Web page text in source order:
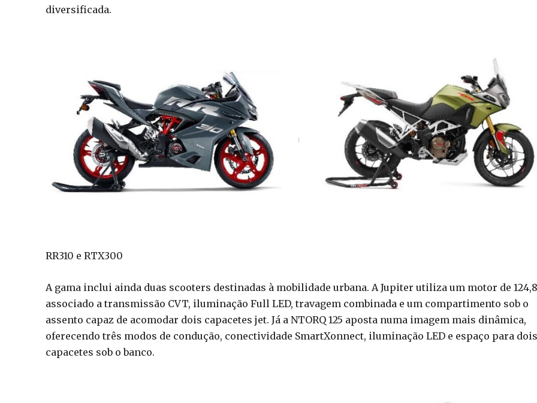
diversificada.
RR310 e RTX300
A gama inclui ainda duas scooters destinadas à mobilidade urbana. A Jupiter utiliza um motor de
associado a transmissão CVT, iluminação Full LED, travagem combinada e um compartimento sob o
assento capaz de acomodar dois capacetes jet. Já a NTORQ 125 aposta numa imagem mais dinâmica,
oferecendo três modos de condução, conectividade SmartXonnect, iluminação LED e espaço para dois
capacetes sob o banco.